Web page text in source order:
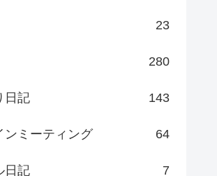
23
280
日記 143
ンミーティング 64
日記 7